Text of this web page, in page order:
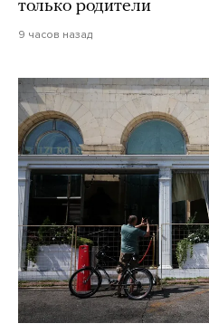
только родители
9 часов назад